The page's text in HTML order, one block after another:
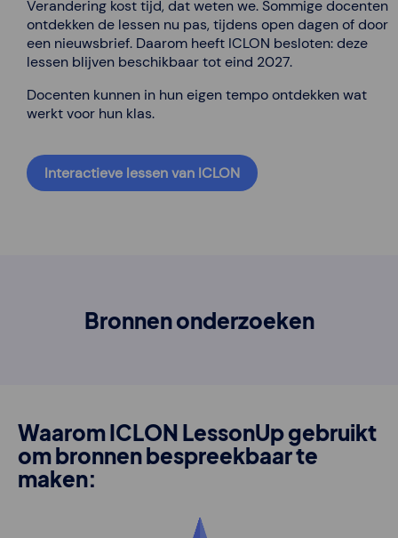
Verandering kost tijd, dat weten we. Sommige docenten
ontdekken de lessen nu pas, tijdens open dagen of door
een nieuwsbrief. Daarom heeft ICLON besloten: deze
lessen blijven beschikbaar tot eind 2027.
Docenten kunnen in hun eigen tempo ontdekken wat
werkt voor hun klas.
Interactieve lessen van ICLON
Bronnen onderzoeken
Waarom ICLON LessonUp gebruikt
om bronnen bespreekbaar te
maken: